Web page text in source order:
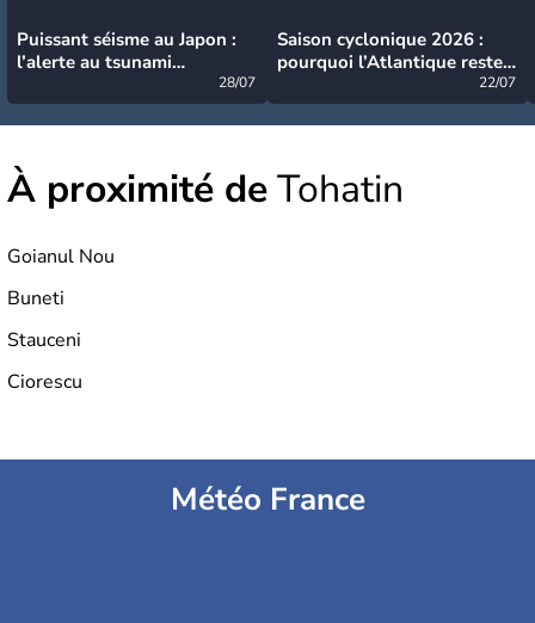
Puissant séisme au Japon :
l’alerte au tsunami
28/07
Saison cyclonique 2026 :
pourquoi l’Atlantique reste
22/07
À proximité deTohatin
Goianul Nou
Buneti
Stauceni
Ciorescu
Météo France